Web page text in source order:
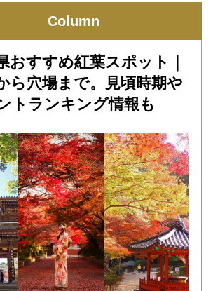
Column
おすすめ紅葉スポット｜
ら穴場まで。見頃時期や
トランキング情報も